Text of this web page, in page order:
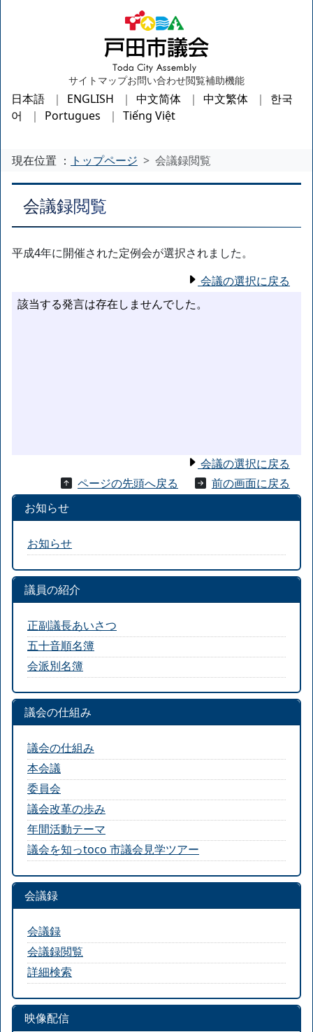
サイトマップお問い合わせ閲覧補助機能
日本語 ENGLISH 中文简体 中文繁体
한국
어
Portugues Tiếng Việt
現在位置 ： トップページ 会議録閲覧
会議録閲覧
平成4年に開催された定例会が選択されました。
会議の選択に戻る
会議の選択に戻る
ページの先頭へ戻る
前の画面に戻る
お知らせ
お知らせ
議員の紹介
正副議長あいさつ
五十音順名簿
会派別名簿
議会の仕組み
議会の仕組み
本会議
委員会
議会改革の歩み
年間活動テーマ
議会を知っtoco 市議会見学ツアー
会議録
会議録
会議録閲覧
詳細検索
映像配信